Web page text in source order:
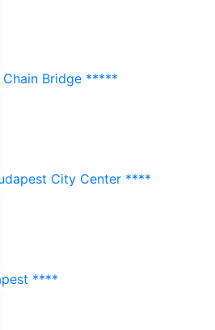
Bridge *****
City Center ****
****